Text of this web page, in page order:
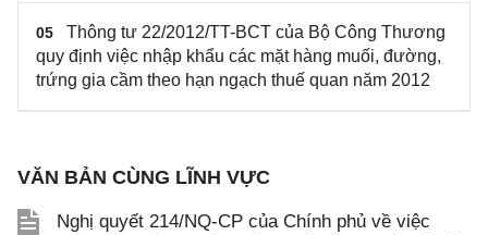
05
Thông tư 22/2012/TT-BCT của Bộ Công Thương
quy định việc nhập khẩu các mặt hàng muối, đường,
trứng gia cầm theo hạn ngạch thuế quan năm 2012
VĂN BẢN CÙNG LĨNH VỰC
Nghị quyết 214/NQ-CP của Chính phủ về việc